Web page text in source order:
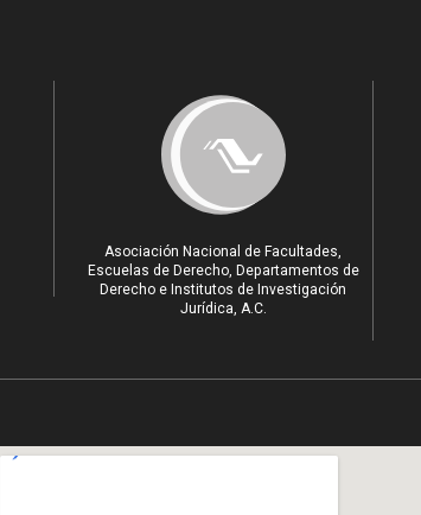
Asociación Nacional de Facultades,
Escuelas de Derecho, Departamentos de
Derecho e Institutos de Investigación
Jurídica, A.C.